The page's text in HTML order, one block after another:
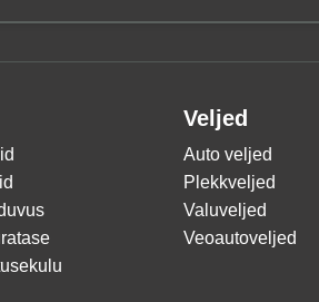
Veljed
Auto veljed
Plekkveljed
Valuveljed
Veoautoveljed